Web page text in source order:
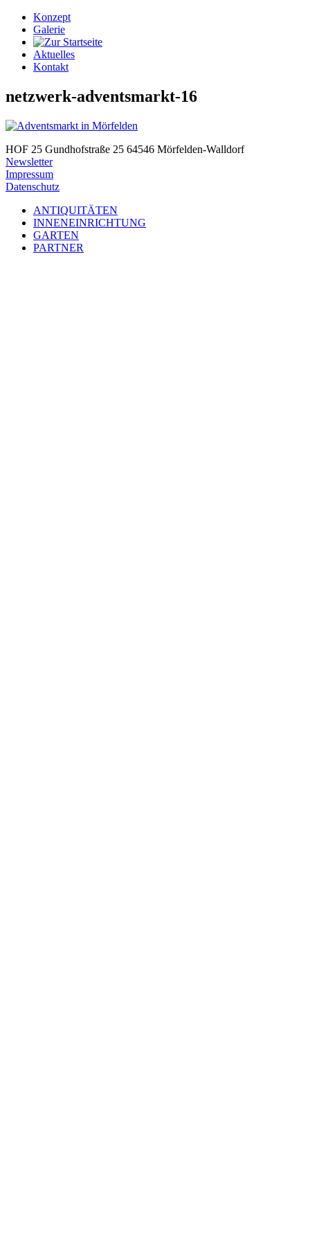
Konzept
Galerie
Aktuelles
Kontakt
netzwerk-adventsmarkt-16
HOF 25 Gundhofstraße 25 64546 Mörfelden-Walldorf
Newsletter
Impressum
Datenschutz
ANTIQUITÄTEN
INNENEINRICHTUNG
GARTEN
PARTNER